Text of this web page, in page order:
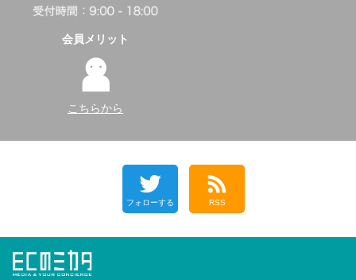
会員メリット
こちらから
フォローする RSS